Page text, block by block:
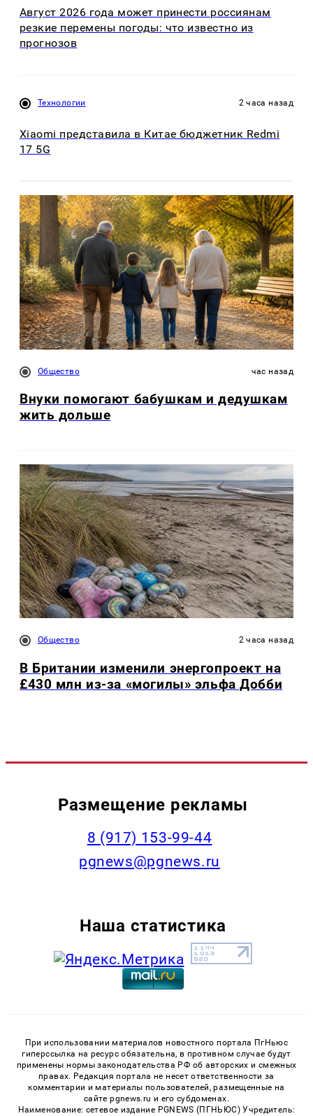
Август 2026 года может принести россиянам
резкие перемены погоды: что известно из
прогнозов
Технологии 2 часа назад
Xiaomi представила в Китае бюджетник Redmi
17 5G
Общество час назад
Внуки помогают бабушкам и дедушкам
жить дольше
Общество 2 часа назад
В Британии изменили энергопроект на
£430 млн из-за «могилы» эльфа Добби
Размещение рекламы
‭8 (917) 153-99-44
pgnews@pgnews.ru
Наша статистика
При использовании материалов новостного портала ПгНьюс
гиперссылка на ресурс обязательна, в противном случае будут
применены нормы законодательства РФ об авторских и смежных
правах. Редакция портала не несет ответственности за
комментарии и материалы пользователей, размещенные на
сайте pgnews.ru и его субдоменах.
Наименование: сетевое издание PGNEWS (ПГНЬЮС) Учредитель: